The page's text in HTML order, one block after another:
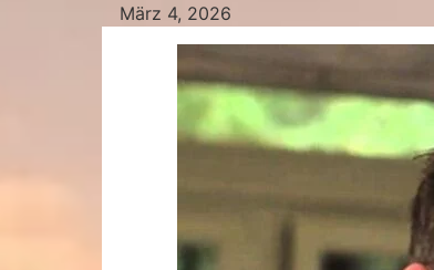
März 4, 2026